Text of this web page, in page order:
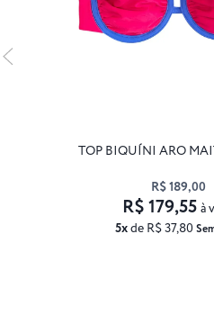
TOP BIQUÍNI ARO
R$ 189,00
5xde R$ 37,80
R$ 179,55 à